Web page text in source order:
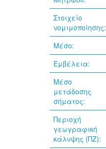
Στοιχείο
νομιμοποίησης:
Μέσο:
Εμβέλεια:
Μέσο
μετάδοσης
σήματος:
Περιοχή
γεωγραφική
κάλυψης (ΠΖ):